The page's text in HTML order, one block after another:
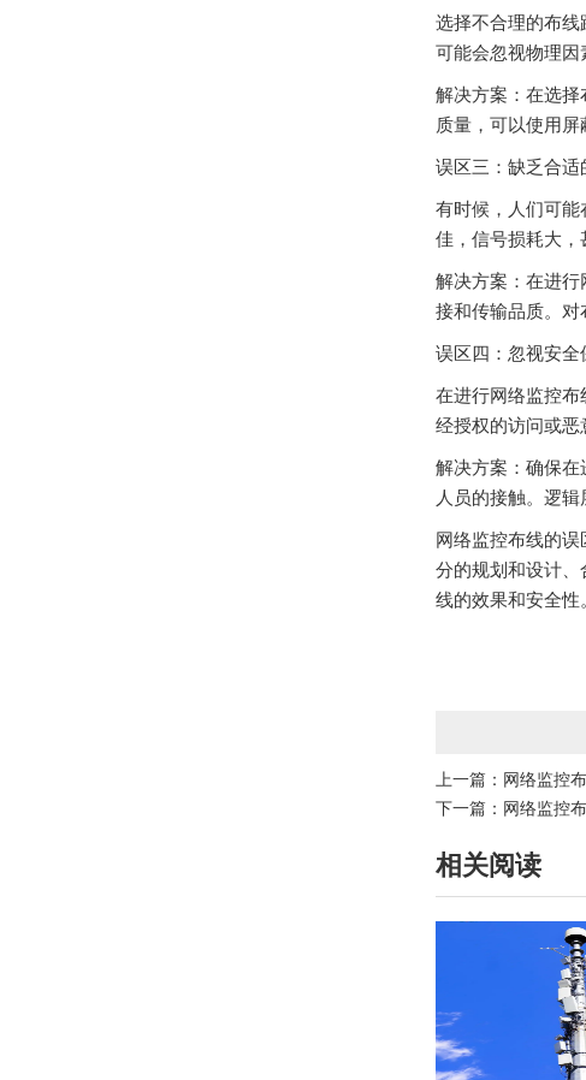
选择不合理的布线
可能会忽视物理因
解决方案：在选
质量，可以使用屏
误区三：缺乏合
有时候，人们可
佳，信号损耗大，
解决方案：在进
接和传输品质。对
误区四：忽视安全
在进行网络监控
经授权的访问或恶
解决方案：确保
人员的接触。逻
网络监控布线的
分的规划和设计
线的效果和安全性
上一篇： 网络监控
下一篇： 网络监控
相关阅读